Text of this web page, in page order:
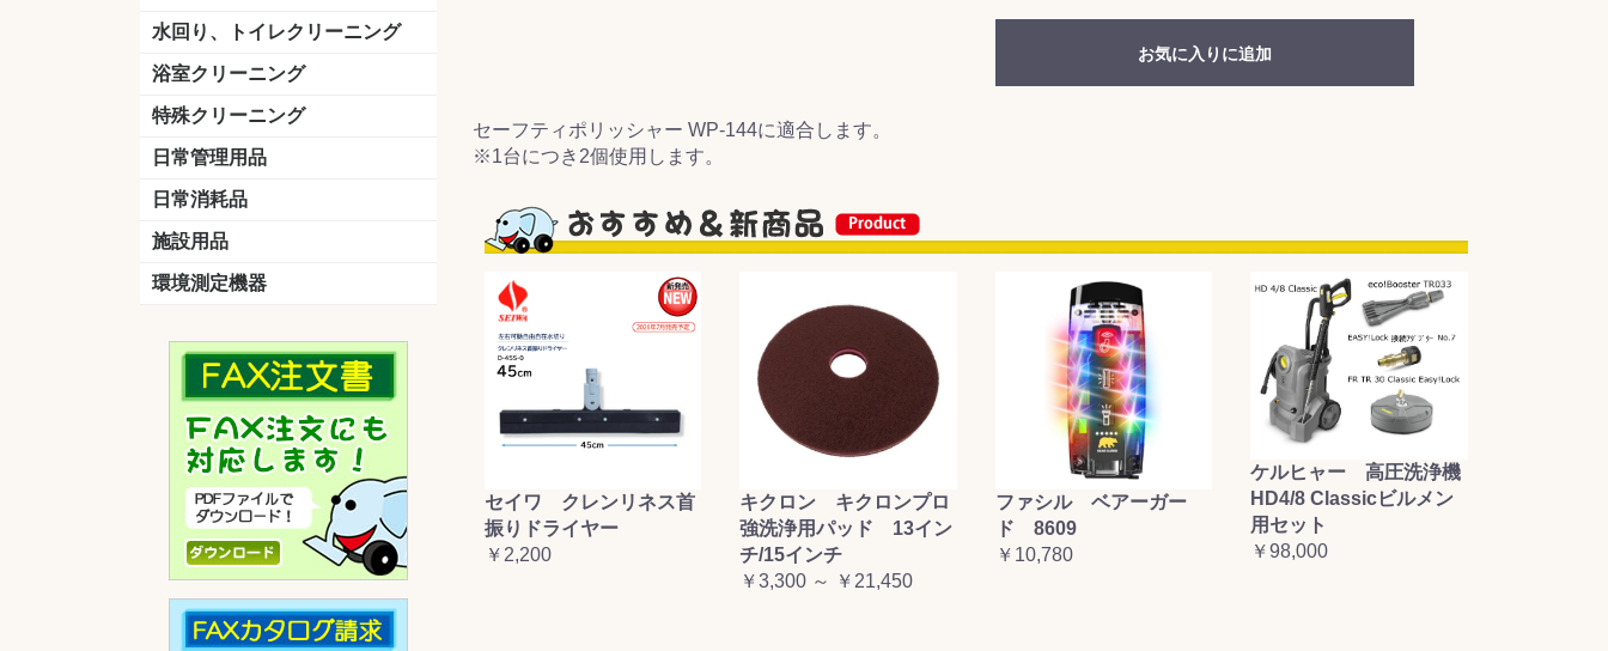
ガラスワイパー
シャンパー(ウオッシャー)
ガラススクイジー
ケレン
ツールホルダー
洗剤 うろこ取り
天井・高所作業
水回り、トイレクリーニング
洗剤
尿石除去剤
水アカ除去剤
排水管つまり除去剤
消臭・防臭剤
道具
浴室クリーニング
洗剤
道具
特殊クリーニング
石材
エアコン
リンス&中和剤&前処理
洗浄ツール
洗浄シート
外壁
その他
日常管理用品
クリーナー
洗濯用洗剤
油汚れ落とし
サビ取り剤
タバコ専用消臭
日常消耗品
トイレットペーパー
ペーパータオル
便座除菌クリーナー
ポリ袋
施設用品
マット・他
ベンチ
灰皿
傘立
くず入れ
環境測定機器
お気に入りに追加
セーフティポリッシャー WP-144に適合します。
※1台につき2個使用します。
セイワ クレンリネス首
振りドライヤー
￥2,200
キクロン キクロンプロ
強洗浄用パッド 13イン
チ/15インチ
￥3,300 ～ ￥21,450
ファシル ベアーガー
ド 8609
￥10,780
ケルヒャー 高圧洗浄機
HD4/8 Classicビルメン
用セット
￥98,000